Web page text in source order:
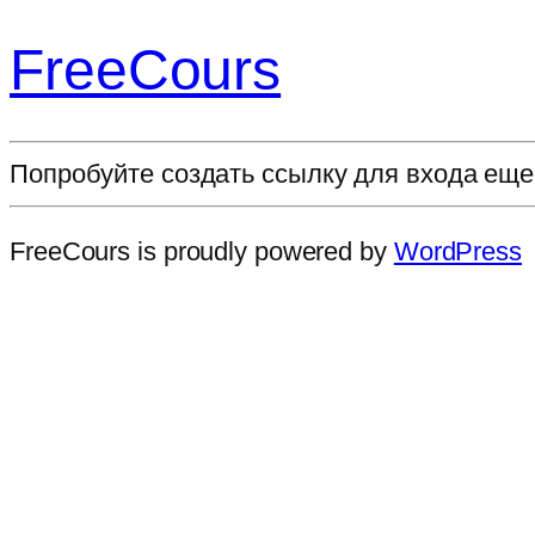
FreeCours
Попробуйте создать ссылку для входа
FreeCours is proudly powered by WordPress